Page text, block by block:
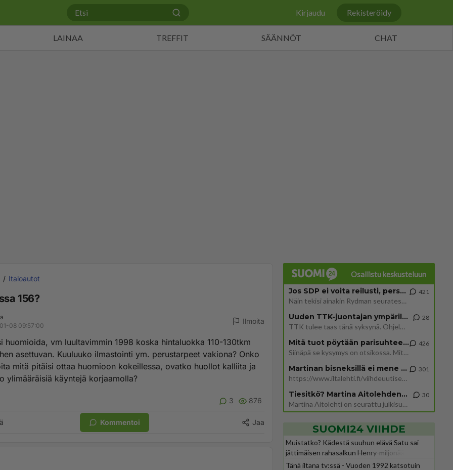
Kirjaudu Rekisteröidy
LAINAA TREFFIT SÄÄNNÖT CHAT
Italoautot
156?
08 09:57:00
Ilmoita
huomioida, vm luultavimmin 1998 koska hintaluokka 110-130tkm
asettuvan. Kuuluuko ilmastointi ym. perustarpeet vakiona? Onko
mitä pitäisi ottaa huomioon kokeillessa, ovatko huollot kalliita ja
ylimääräisiä käyntejä korjaamolla?
3 876
Kommentoi Jaa
Osallistu keskusteluun
Jos SDP ei voita reilusti, persut kumoavat demokratian Suomesta
Näin tekisi ainakin Rydman seuratessaan idolinsa Trumpin mallia https://www.is.fi/politiikka/art-2000012187244.html
421
Uuden TTK-juontajan ympärillä epätietoisuus sakenee - Nyt MTV hämmentää soppaa
TTK tulee taas tänä syksynä. Ohjelman uudet tähtioppilaat julkistetaan torstaina 6. elokuuta klo 14 alkavassa lehdistö
28
Mitä tuot pöytään parisuhteessa?
Siinäpä se kysymys on otsikossa. Mitäpä siis tuot/toisit pöytään parisuhteessa? Oletko mies vai nainen? Koetko sen mitä
426
Martinan bisneksillä ei mene hyvin
https://www.iltalehti.fi/viihdeuutiset/a/c46da6ab-340f-4790-aaa7-0865eed2336 Yrityksen konkurssihakemus on tullut kärä
301
Tiesitkö? Martina Aitolehden isäpuoli on tämä suosittu laulaja
Martina Aitolehti on seurattu julkisuuden henkilö. Lähipiiriin mahtuu muitakin tunnettuja henkilöitä. Tiesitkö, että Ma
30
SUOMI24 VIIHDE
Muistatko? Kädestä suuhun elävä Satu sai
jättimäisen rahasalkun Henry-miljonääriltä
Tänä iltana tv:ssä - Vuoden 1992 katsotuin